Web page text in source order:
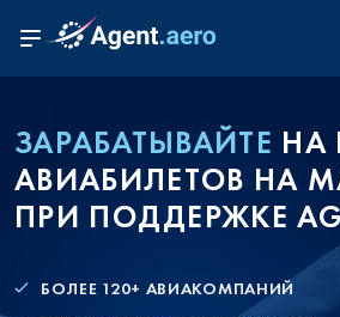
ЗАРАБАТЫВАЙТЕ НА
АВИАБИЛЕТОВ НА
ПРИ ПОДДЕРЖКЕ
БОЛЕЕ 120+ АВИАКОМПАНИЙ